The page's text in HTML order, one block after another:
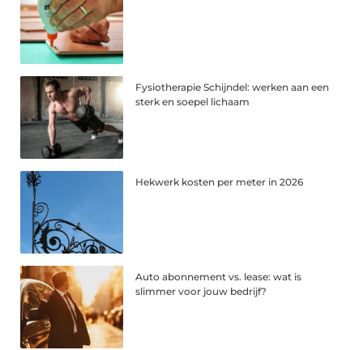
Fysiotherapie Schijndel: werken aan een
sterk en soepel lichaam
Hekwerk kosten per meter in 2026
Auto abonnement vs. lease: wat is
slimmer voor jouw bedrijf?